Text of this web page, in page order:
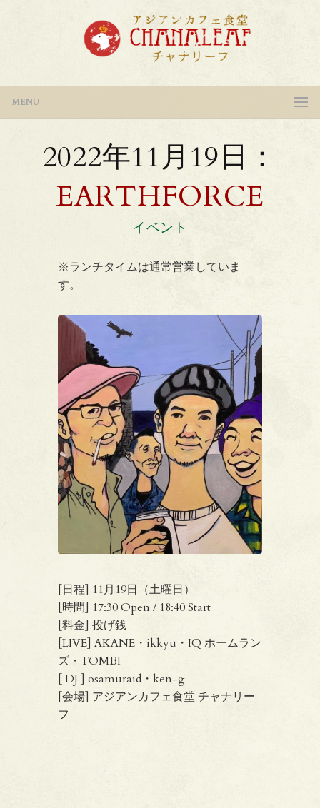
MENU
2022年11月19日：
EARTHFORCE
イベント
※ランチタイムは通常営業していま
す。
[日程] 11月19日（土曜日）
[時間] 17:30 Open / 18:40 Start
[料金] 投げ銭
[LIVE] AKANE・ikkyu・IQ ホームラン
ズ・TOMBI
[ DJ ] osamuraid・ken-g
[会場] アジアンカフェ食堂 チャナリー
フ